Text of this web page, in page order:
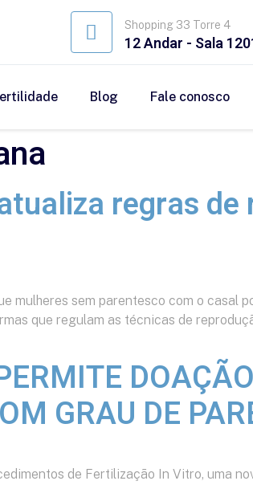
Shopping 33 Torre 4
12 Andar - Sala
Blog Fale conosco
regras
mulheres sem parentesco com o casal
que regulam as técnicas de
GRAU DE
de Fertilização In Vitro, uma